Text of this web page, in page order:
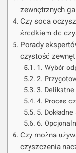
zewnętrznych
Czy soda
środkiem do
Porady
czystość
1. Wybór
2.
3.
4. Proces
5.
6.
Czy można
czyszczenia